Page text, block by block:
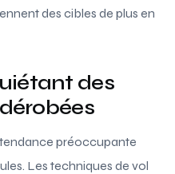
des cibles de plus en
des
préoccupante
Les techniques de vol